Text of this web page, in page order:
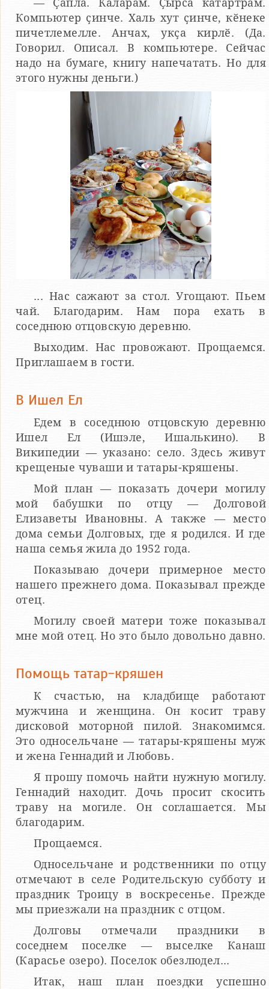
Компьютер ҫинче. Халь хут ҫинче, кӗнеке
пичетлемелле. Анчах, укҫа кирлӗ. (Да.
Говорил. Описал. В компьютере. Сейчас
надо на бумаге, книгу напечатать. Но для
этого нужны деньги.)
... Нас сажают за стол. Угощают. Пьем
чай. Благодарим. Нам пора ехать в
соседнюю отцовскую деревню.
Выходим. Нас провожают. Прощаемся.
Приглашаем в гости.
В Ишел Ел
Едем в соседнюю отцовскую деревню
Ишел Ел (Ишэле, Ишалькино). В
Википедии — указано: село. Здесь живут
крещеные чуваши и татары-кряшены.
Мой план — показать дочери могилу
мой бабушки по отцу — Долговой
Елизаветы Ивановны. А также — место
дома семьи Долговых, где я родился. И где
наша семья жила до 1952 года.
Показываю дочери примерное место
нашего прежнего дома. Показывал прежде
отец.
Могилу своей матери тоже показывал
мне мой отец. Но это было довольно давно.
Помощь татар-кряшен
К счастью, на кладбище работают
мужчина и женщина. Он косит траву
дисковой моторной пилой. Знакомимся.
Это односельчане — татары-кряшены муж
и жена Геннадий и Любовь.
Я прошу помочь найти нужную могилу.
Геннадий находит. Дочь просит скосить
траву на могиле. Он соглашается. Мы
благодарим.
Прощаемся.
Односельчане и родственники по отцу
отмечают в селе Родительскую субботу и
праздник Троицу в воскресенье. Прежде
мы приезжали на праздник с отцом.
Долговы отмечали праздники в
соседнем поселке — выселке Канаш
(Карасье озеро). Поселок обезлюдел...
Итак, наш план поездки успешно